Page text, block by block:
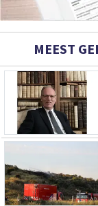
MEEST